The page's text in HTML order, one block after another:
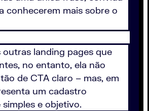
conhecerem mais sobre o
outras landing pages que
no entanto, ela não
de CTA claro – mas, em
um cadastro
e objetivo.